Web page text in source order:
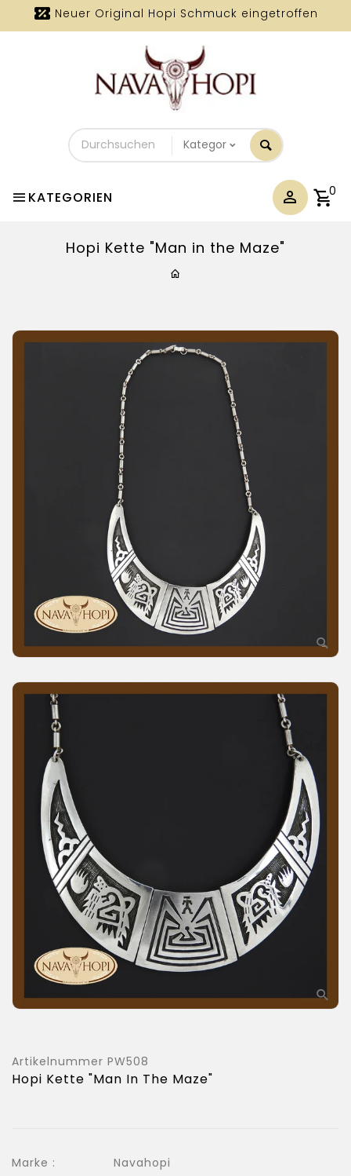
Neuer Original Hopi Schmuck eingetroffen
Durchsuchen
Sie
unseren
KATEGORIEN 0
Hopi Kette "Man in the Maze"
Artikelnummer PW508
Hopi Kette "Man In The Maze"
Marke :
Navahopi